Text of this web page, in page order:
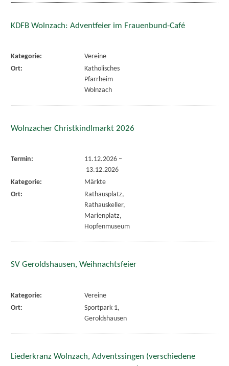
KDFB Wolnzach: Adventfeier im Frauenbund-Café
Kategorie:
Vereine
Ort:
Katholisches
Pfarrheim
Wolnzach
Wolnzacher Christkindlmarkt 2026
Termin: 11.12.2026–
13.12.2026
Kategorie:
Märkte
Ort:
Rathausplatz,
Rathauskeller,
Marienplatz,
Hopfenmuseum
SV Geroldshausen, Weihnachtsfeier
Kategorie:
Vereine
Ort:
Sportpark 1,
Geroldshausen
Liederkranz Wolnzach, Adventssingen (verschiedene